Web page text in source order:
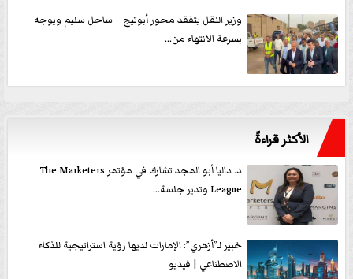
وزير النقل يتفقد محور أبوتيج – ساحل سليم ويوجه
بسرعة الانتهاء من...
الأكثر قراءةً
د. داليا أبو المجد تشارك في مؤتمر The Marketers
League وتدير جلسة...
خبير لـ”أزهري”: الإمارات لديها رؤية استراتيجية للذكاء
الاصطناعي | فيديو